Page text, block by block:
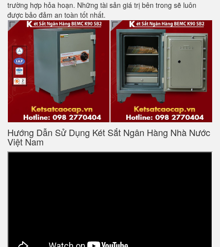
trường hợp hỏa hoạn. Những tài sản giá trị bên trong sẽ luôn
được bảo đảm an toàn tốt nhất.
Hướng Dẫn Sử Dụng Két Sắt Ngân Hàng Nhà Nước
Việt Nam